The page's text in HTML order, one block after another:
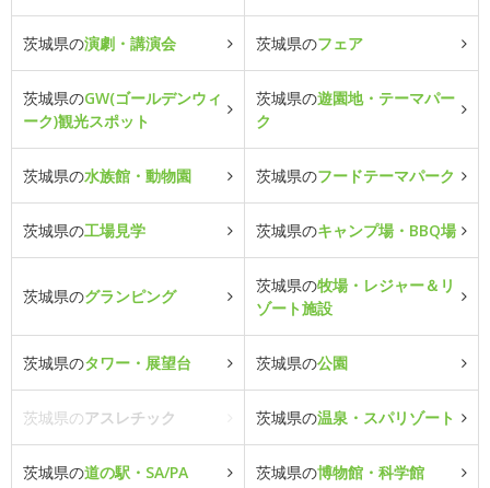
茨城県の演劇・講演会 茨城県のフェア
茨城県のGW(ゴールデンウィ
ーク)観光スポット
茨城県の遊園地・テーマパー
ク
茨城県の水族館・動物園 茨城県のフードテーマパーク
茨城県の工場見学 茨城県のキャンプ場・BBQ場
茨城県のグランピング
茨城県の牧場・レジャー＆リ
ゾート施設
茨城県のタワー・展望台 茨城県の公園
茨城県のアスレチック 茨城県の温泉・スパリゾート
茨城県の道の駅・SA/PA 茨城県の博物館・科学館